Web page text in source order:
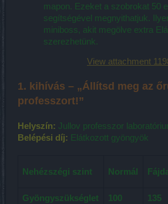
mapon. Ezeket a szobrokat 50
segítségével megnyithatjuk.
miniboss, akit megölve extra
szerezhetünk.
View attachment
1. kihívás – „Állítsd meg az
professzort!”
Helyszín: Jullov professzor
Belépési díj: Elátkozott gyöngyök
Nehézszégi szint Normál
Gyöngyszükséglet 100 135